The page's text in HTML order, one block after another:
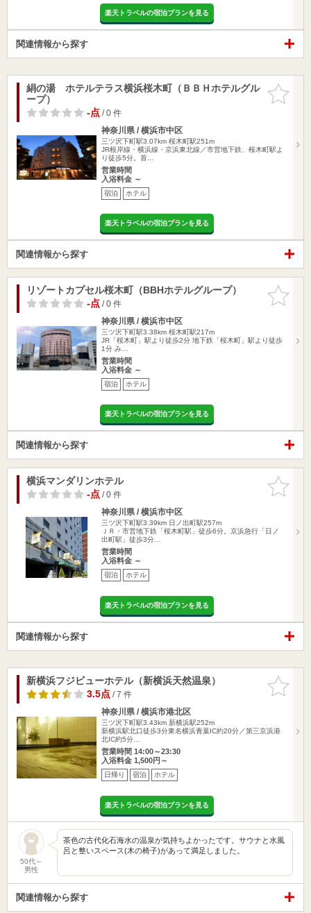
楽天トラベルの宿泊プランを見る
関連情報から探す
お気に入
りに追加
絹の湯 ホテルテラス横浜桜木町（ＢＢＨホテルグル
ープ）
-点/ 0 件
神奈川県 / 横浜市中区
三ツ沢下町駅3.07km 桜木町駅251m
JR根岸線・横浜線・京浜東北線／市営地下鉄、桜木町駅よ
り徒歩5分。首…
営業時間
入浴料金 ～
宿泊 ホテル
楽天トラベルの宿泊プランを見る
関連情報から探す
お気に入
りに追加
リゾートカプセル桜木町（BBHホテルグループ）
-点/ 0 件
神奈川県 / 横浜市中区
三ツ沢下町駅3.38km 桜木町駅217m
JR「桜木町」駅より徒歩2分 地下鉄「桜木町」駅より徒歩
1分 み…
営業時間
入浴料金 ～
宿泊 ホテル
楽天トラベルの宿泊プランを見る
関連情報から探す
お気に入
りに追加
横浜マンダリンホテル
-点/ 0 件
神奈川県 / 横浜市中区
三ツ沢下町駅3.39km 日ノ出町駅257m
ＪＲ・市営地下鉄「桜木町駅」徒歩6分。京浜急行「日ノ
出町駅」徒歩3分…
営業時間
入浴料金 ～
宿泊 ホテル
楽天トラベルの宿泊プランを見る
関連情報から探す
お気に入
りに追加
新横浜フジビューホテル（新横浜天然温泉）
3.5点/ 7 件
神奈川県 / 横浜市港北区
三ツ沢下町駅3.43km 新横浜駅252m
新横浜駅北口徒歩3分東名横浜青葉IC約20分／第三京浜港
北IC約5分…
営業時間 14:00～23:30
入浴料金 1,500円～
日帰り 宿泊 ホテル
楽天トラベルの宿泊プランを見る
50代～
男性
茶色の古代化石海水の温泉が気持ちよかったです。サウナと水風
呂と整いスペース(木の椅子)があって満足しました。
関連情報から探す